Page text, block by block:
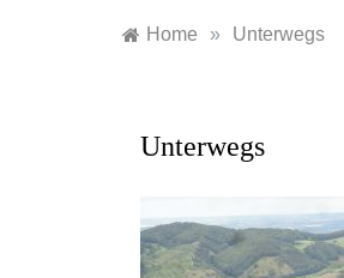
Home » Unterwegs
Unterwegs